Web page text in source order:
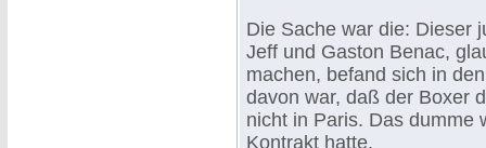
Die Sache war die: Dieser
Jeff und Gaston Benac,
machen, befand sich in
davon war, daß der Boxer
nicht in Paris. Das dumme
Kontrakt hatte.